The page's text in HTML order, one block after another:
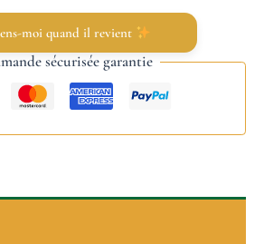
moi quand il revient
sécurisée garantie